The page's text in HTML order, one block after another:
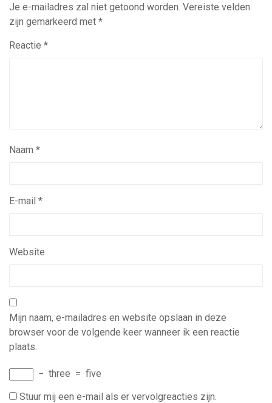
Je e-mailadres zal niet getoond worden. Vereiste velden
zijn gemarkeerd met *
Reactie *
Naam *
E-mail *
Website
Mijn naam, e-mailadres en website opslaan in deze
browser voor de volgende keer wanneer ik een reactie
plaats.
− three = five
Stuur mij een e-mail als er vervolgreacties zijn.